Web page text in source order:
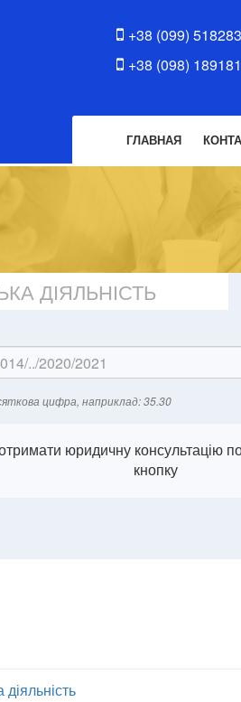
+38 (099)
+38 (098)
ГЛАВНАЯ
ДІЯЛЬНІСТЬ
цифра, наприклад: 35.30
юридичну консультацію
кнопку